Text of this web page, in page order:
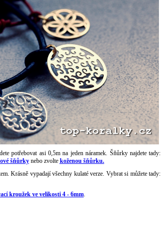
potřebovat asi 0,5m na jeden náramek. Šňůrky najdete tady:
šňůrkynebo zvolte koženou šňůrku.
Krásně vypadají všechny kulaté verze. Vybrat si můžete tady:
kroužek ve velikosti 4 - 6mm.